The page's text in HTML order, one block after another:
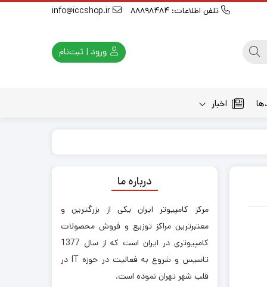
تلفن اطلاعات: 88898484
ورود | ثبت‌نام
اخبار
درباره ما
مرکز کامپیوتر ایران یکی از بزرگترین و
معتبرترین مراکز توزیع و فروش محصولات
کامپیوتری در ایران است که از سال 1377
تاسیس و شروع به فعالیت در حوزه IT در
قلب شهر تهران نموده است.